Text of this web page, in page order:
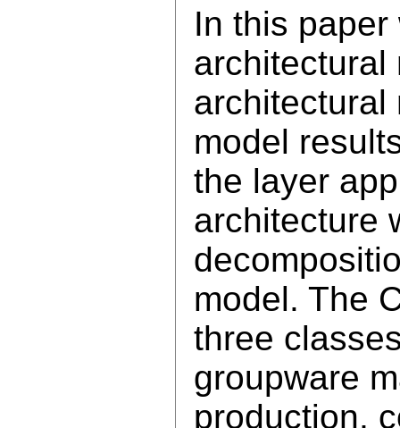
In this
architectural
architectural
model
the layer
architecture
model. The
three
groupware
production,